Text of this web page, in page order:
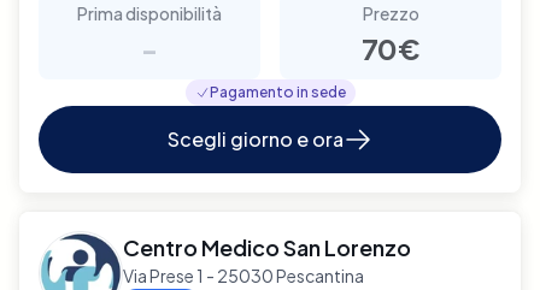
Prima disponibilità
-
Prezzo
70€
Pagamento in sede
Scegli giorno e ora
Centro Medico San Lorenzo
Via Prese 1 - 25030 Pescantina